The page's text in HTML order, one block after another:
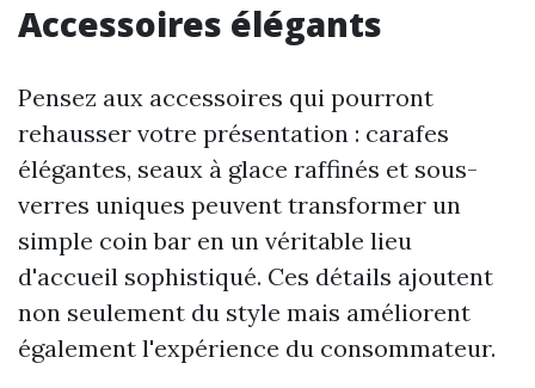
Accessoires élégants
Pensez aux accessoires qui pourront
rehausser votre présentation : carafes
élégantes, seaux à glace raffinés et sous-
verres uniques peuvent transformer un
simple coin bar en un véritable lieu
d'accueil sophistiqué. Ces détails ajoutent
non seulement du style mais améliorent
également l'expérience du consommateur.